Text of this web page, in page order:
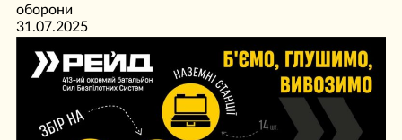
оборони
31.07.2025